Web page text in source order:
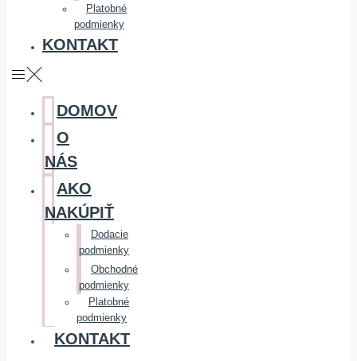
Platobné
podmienky
KONTAKT
DOMOV
O
NÁS
AKO
NAKÚPIŤ
Dodacie
podmienky
Obchodné
podmienky
Platobné
podmienky
KONTAKT